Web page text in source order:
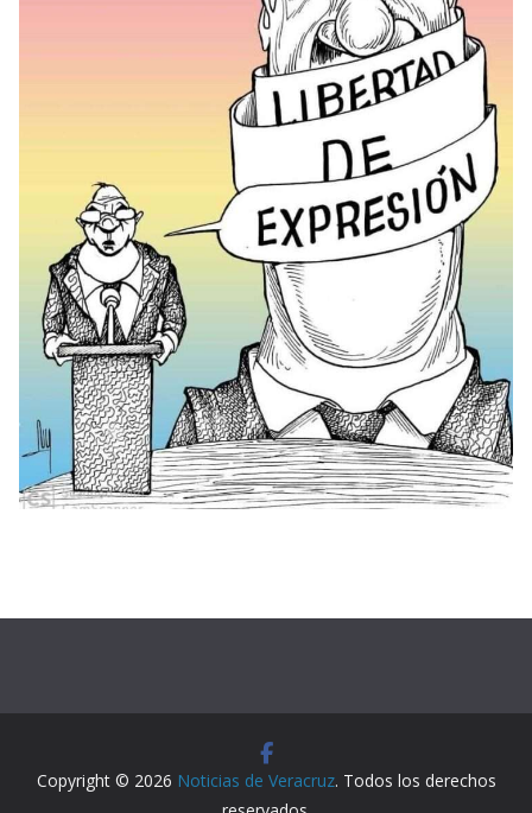
Copyright © 2026 Noticias de Veracruz. Todos los derechos